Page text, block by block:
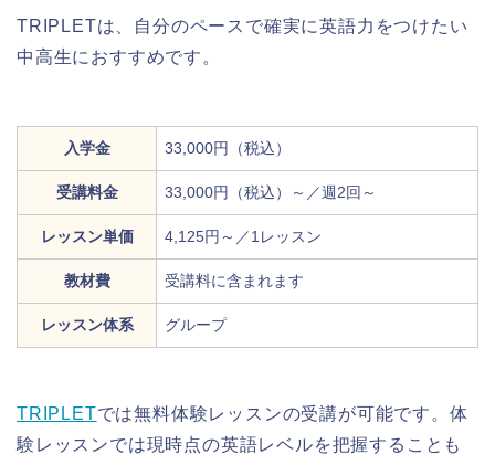
TRIPLETは、自分のペースで確実に英語力をつけたい
中高生におすすめです。
入学金 33,000円（税込）
受講料金 33,000円（税込）～／週2回～
レッスン単価 4,125円～／1レッスン
教材費 受講料に含まれます
レッスン体系 グループ
TRIPLETでは無料体験レッスンの受講が可能です。体
験レッスンでは現時点の英語レベルを把握することも